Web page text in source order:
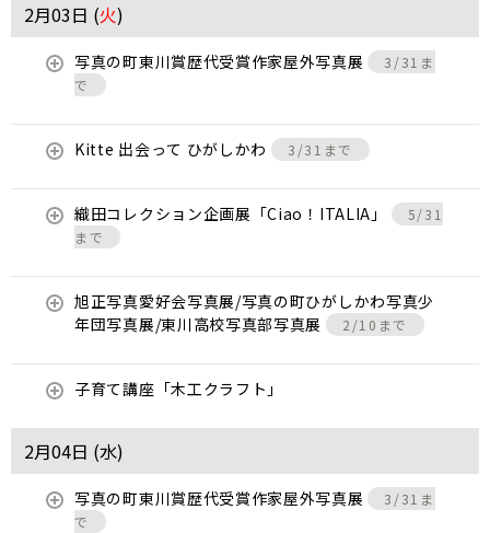
2月03日 (火)
写真の町東川賞歴代受賞作家屋外写真展
3/31ま
で
Kitte 出会って ひがしかわ 3/31まで
織田コレクション企画展「Ciao！ITALIA」
5/31
まで
旭正写真愛好会写真展/写真の町ひがしかわ写真少
年団写真展/東川高校写真部写真展
2/10まで
子育て講座「木工クラフト」
2月04日 (水)
写真の町東川賞歴代受賞作家屋外写真展
3/31ま
で